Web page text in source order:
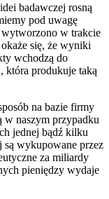
badawczej rosną
pod uwagę
wytworzono w trakcie
się, że wyniki
wchodzą do
która produkuje taką
na bazie firmy
w naszym przypadku
jednej bądź kilku
wykupowane przez
za miliardy
pieniędzy wydaje